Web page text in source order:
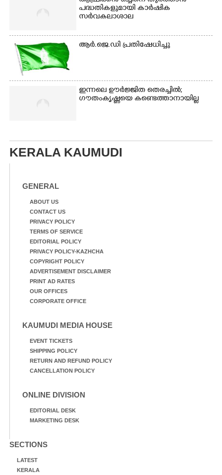
പദ്ധതികളുമായി കാർഷിക
സർവകലാശാല
ആർ.ജെ.ഡി പ്രതിഷേധിച്ചു
ഇന്നലെ ഊർജ്ജിത തെരച്ചിൽ;
ഗൗതംകൃഷ്ണയെ കണ്ടെത്താനായില്ല
KERALA KAUMUDI
GENERAL
ABOUT US
CONTACT US
PRIVACY POLICY
TERMS OF SERVICE
EDITORIAL POLICY
PRIVACY POLICY-KAZHCHA
COPYRIGHT POLICY
ADVERTISEMENT DISCLAIMER
PRINT AD RATES
OUR OFFICES
CORPORATE OFFICE
KAUMUDI MEDIA HOUSE
EVENT TICKETS
SHIPPING POLICY
RETURN AND REFUND POLICY
CANCELLATION POLICY
ONLINE DIVISION
EDITORIAL DESK
MARKETING DESK
SECTIONS
LATEST
KERALA